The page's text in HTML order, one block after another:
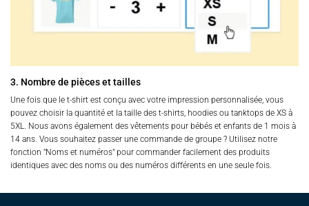
3. Nombre de pièces et tailles
Une fois que le t-shirt est conçu avec votre impression personnalisée, vous
pouvez choisir la quantité et la taille des t-shirts, hoodies ou tanktops de XS à
5XL. Nous avons également des vêtements pour bébés et enfants de 1 mois à
14 ans. Vous souhaitez passer une commande de groupe ? Utilisez notre
fonction "Noms et numéros" pour commander facilement des produits
identiques avec des noms ou des numéros différents en une seule fois.